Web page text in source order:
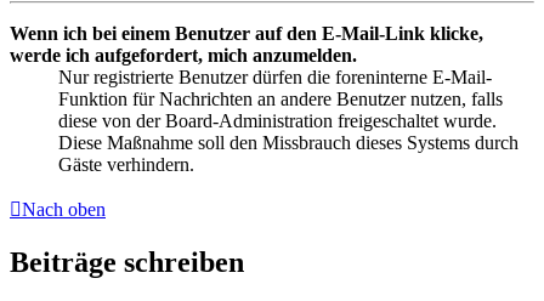
Wenn ich bei einem Benutzer auf den E-Mail-Link klicke,
werde ich aufgefordert, mich anzumelden.
Nur registrierte Benutzer dürfen die foreninterne E-Mail-
Funktion für Nachrichten an andere Benutzer nutzen, falls
diese von der Board-Administration freigeschaltet wurde.
Diese Maßnahme soll den Missbrauch dieses Systems durch
Gäste verhindern.
Nach oben
Beiträge schreiben